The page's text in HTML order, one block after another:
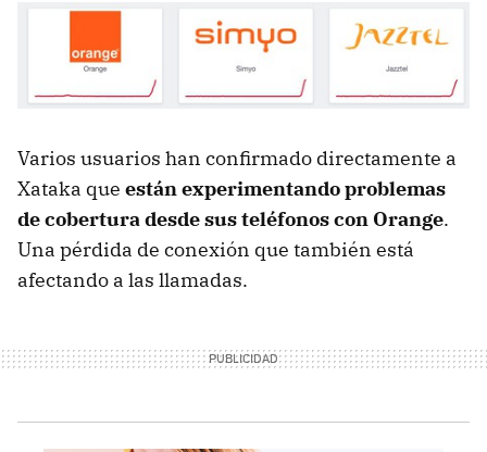
Varios usuarios han confirmado directamente a
Xataka que están experimentando problemas
de cobertura desde sus teléfonos con Orange.
Una pérdida de conexión que también está
afectando a las llamadas.